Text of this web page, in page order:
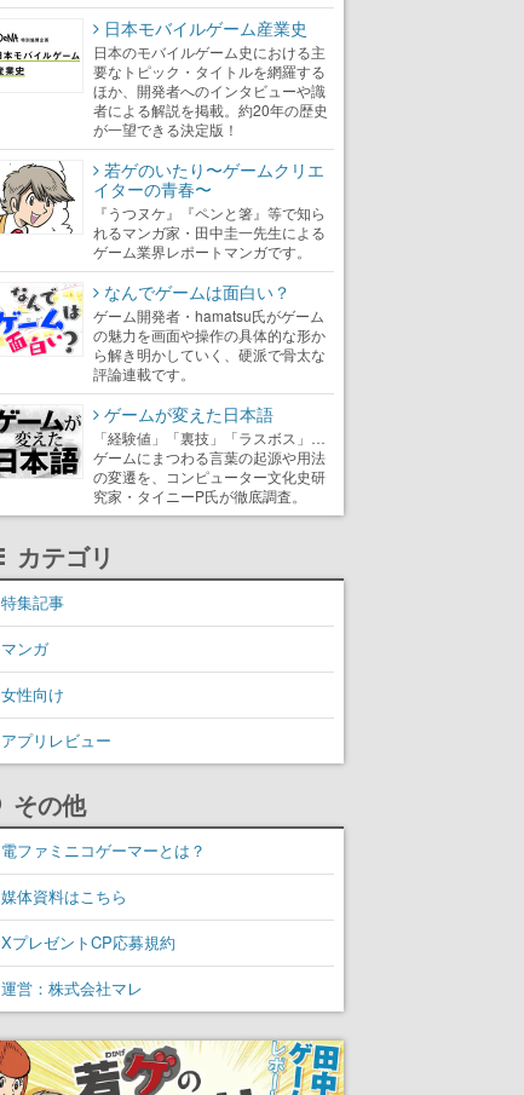
日本モバイルゲーム産業史
日本のモバイルゲーム史における主
要なトピック・タイトルを網羅する
ほか、開発者へのインタビューや識
者による解説を掲載。約20年の歴史
が一望できる決定版！
若ゲのいたり〜ゲームクリエ
イターの青春〜
『うつヌケ』『ペンと箸』等で知ら
れるマンガ家・田中圭一先生による
ゲーム業界レポートマンガです。
なんでゲームは面白い？
ゲーム開発者・hamatsu氏がゲーム
の魅力を画面や操作の具体的な形か
ら解き明かしていく、硬派で骨太な
評論連載です。
ゲームが変えた日本語
「経験値」「裏技」「ラスボス」…
ゲームにまつわる言葉の起源や用法
の変遷を、コンピューター文化史研
究家・タイニーP氏が徹底調査。
カテゴリ
特集記事
マンガ
女性向け
アプリレビュー
その他
電ファミニコゲーマーとは？
媒体資料はこちら
XプレゼントCP応募規約
運営：株式会社マレ